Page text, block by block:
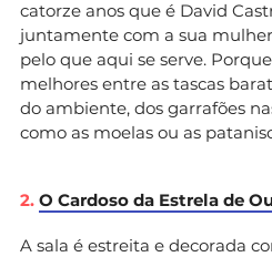
catorze anos que é David
juntamente com a sua
pelo que aqui se serve.
melhores entre as tascas
do ambiente, dos garrafões
como as moelas ou as
2. O Cardoso da Estrela de
A sala é estreita e decorada